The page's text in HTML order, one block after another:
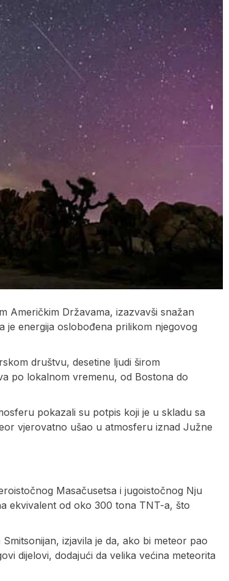
Američkim Državama, izazvavši snažan
je energija oslobođena prilikom njegovog
društvu, desetine ljudi širom
po lokalnom vremenu, od Bostona do
pokazali su potpis koji je u skladu sa
vjerovatno ušao u atmosferu iznad Južne
Masačusetsa i jugoistočnog Nju
ekvivalent od oko 300 tona TNT-a, što
izjavila je da, ako bi meteor pao
dijelovi, dodajući da velika većina meteorita